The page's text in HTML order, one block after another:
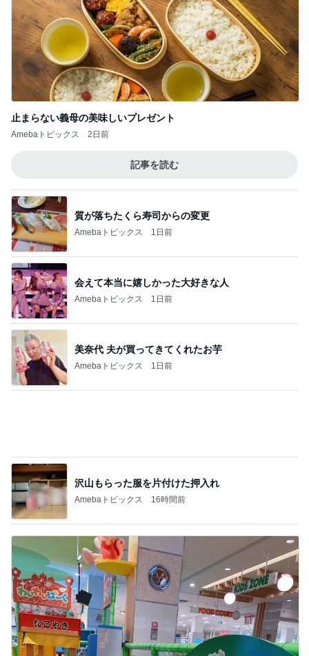
止まらない義母の美味しいプレゼント
Amebaトピックス 2日前
記事を読む
Amebaトピックス 1日前
会えて本当に嬉しかった大好きな人
Amebaトピックス 1日前
美奈代 夫が買ってきてくれたお芋
Amebaトピックス 1日前
沢山もらった服を片付けた押入れ
Amebaトピックス 16時間前
友達が好きすぎる子のハラハラする行動
Amebaトピックス 1日前
記事を読む